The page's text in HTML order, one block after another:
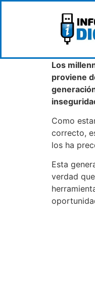
Los
proviene
Como
correcto,
los ha
Esta
verdad